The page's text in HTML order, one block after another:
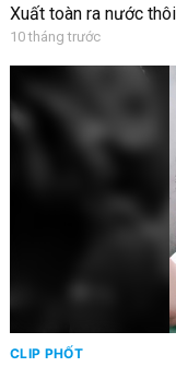
Xuất toàn ra nước
10 tháng trước
CLIP PHỐT